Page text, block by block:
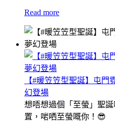
Read more
【#暖笠笠型聖誕】屯
幻登場
想唔想過個「至螢」聖
置，啱哂至螢嘅你！😎